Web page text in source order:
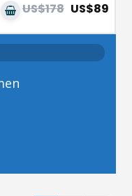
US$178 US$89